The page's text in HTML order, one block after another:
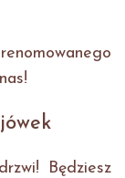
Będziesz